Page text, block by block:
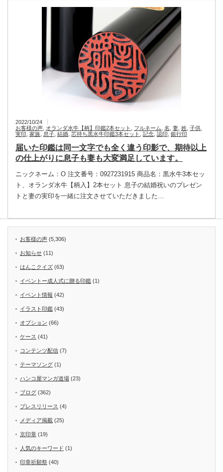
2022/10/24
お客様の声 オランダ水牛【柄】印鑑2本セット フルネーム 名 妻 姓 子供
実印 家族 息子 結婚 芯持ち黒水牛印鑑3本セット 記念 認印 銀行印
届いた印鑑は同一文字でも全く違う印影で、期待以上
の仕上がりに息子も妻も大変満足しています。
ニックネーム：O 注文番号：0927231915 商品名：黒水牛3本セッ
ト、オランダ水牛【柄入】2本セット 息子の結婚祝いのプレゼン
トと妻の実印を一緒に注文させていただきました…
お客様の声 (5,306)
お知らせ (11)
はんこクイズ (63)
イベントー成人式に贈る印鑑 (1)
イベント情報 (42)
イラスト印鑑 (43)
オプション (66)
ケース (41)
コンテンツ配信 (7)
テーマソング (1)
ハンコ屋マンガ道場 (23)
ブログ (362)
プレスリリース (4)
メディア掲載 (25)
京印章 (19)
人気のキーワード (1)
印章祈願祭 (40)